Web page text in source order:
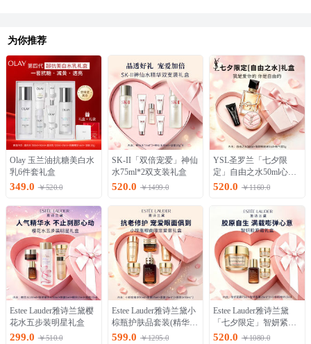
为你推荐
Olay 玉兰油抗糖美白水
乳6件套礼盒
349.0 ￥520.0
SK-II「双倍宠爱」神仙
水75ml*2双支装礼盒
520.0 ￥1499.0
YSL圣罗兰「七夕限
定」自由之水50ml心动
礼盒
520.0 ￥1160.0
Estee Lauder雅诗兰黛樱
花水五步装明星礼盒
299.0 ￥510.0
Estee Lauder雅诗兰黛小
棕瓶护肤品套装(精华50
ml+眼霜15ml)
599.0 ￥1295.0
Estee Lauder雅诗兰黛
「七夕限定」智妍紧塑
胶原面霜75ml礼盒
520.0 ￥1080.0